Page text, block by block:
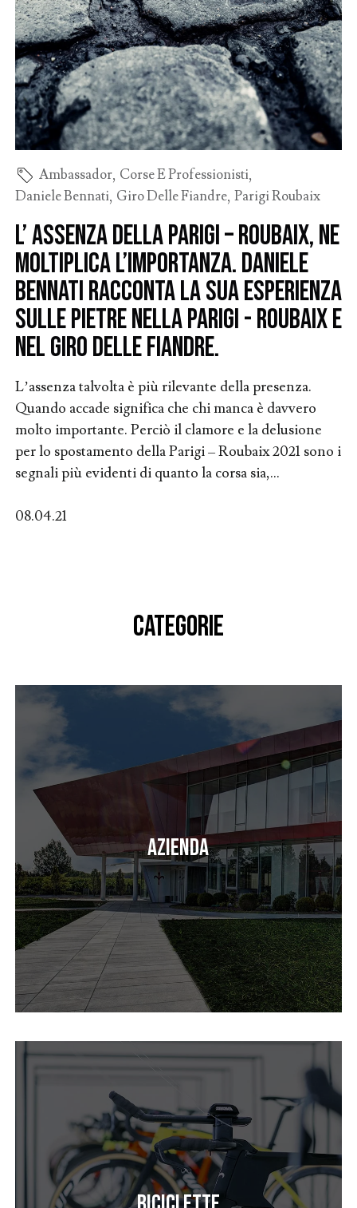
Ambassador, Corse E Professionisti,
Daniele Bennati, Giro Delle Fiandre, Parigi Roubaix
L’ assenza della Parigi – Roubaix, ne
moltiplica l’importanza. Daniele
Bennati racconta la sua esperienza
sulle pietre nella Parigi - Roubaix e
nel Giro delle Fiandre.
L’assenza talvolta è più rilevante della presenza.
Quando accade significa che chi manca è davvero
molto importante. Perciò il clamore e la delusione
per lo spostamento della Parigi – Roubaix 2021 sono i
segnali più evidenti di quanto la corsa sia,...
08.04.21
CATEGORIE
Azienda